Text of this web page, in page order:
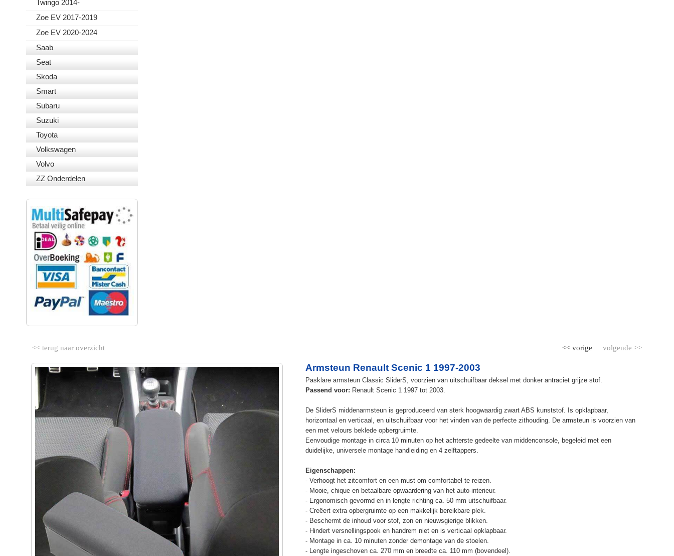
Twingo 2014-
Zoe EV 2017-2019
Zoe EV 2020-2024
Saab
Seat
Skoda
Smart
Subaru
Suzuki
Toyota
Volkswagen
Volvo
ZZ Onderdelen
<< terug naar overzicht volgende >>
<< vorige
Armsteun Renault Scenic 1 1997-2003
Pasklare armsteun Classic SliderS, voorzien van uitschuifbaar deksel met donker antraciet grijze stof.
Passend voor: Renault Scenic 1 1997 tot 2003.
De SliderS middenarmsteun is geproduceerd van sterk hoogwaardig zwart ABS kunststof. Is opklapbaar,
horizontaal en verticaal, en uitschuifbaar voor het vinden van de perfecte zithouding. De armsteun is voorzien van
een met velours beklede opbergruimte.
Eenvoudige montage in circa 10 minuten op het achterste gedeelte van middenconsole, begeleid met een
duidelijke, universele montage handleiding en 4 zelftappers.
Eigenschappen:
- Verhoogt het zitcomfort en een must om comfortabel te reizen.
- Mooie, chique en betaalbare opwaardering van het auto-interieur.
- Ergonomisch gevormd en in lengte richting ca. 50 mm uitschuifbaar.
- Creëert extra opbergruimte op een makkelijk bereikbare plek.
- Beschermt de inhoud voor stof, zon en nieuwsgierige blikken.
- Hindert versnellingspook en handrem niet en is verticaal opklapbaar.
- Montage in ca. 10 minuten zonder demontage van de stoelen.
- Lengte ingeschoven ca. 270 mm en breedte ca. 110 mm (bovendeel).